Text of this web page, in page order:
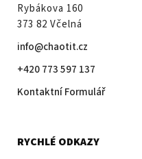
Rybákova 160
373 82 Včelná
info@chaotit.cz
+420 773 597 137
Kontaktní Formulář
RYCHLÉ ODKAZY